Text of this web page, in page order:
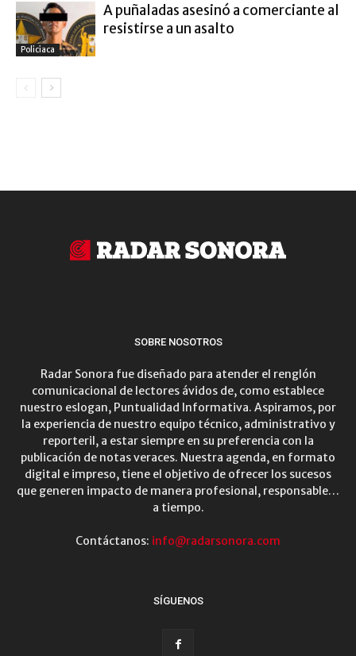
Policiaca
A puñaladas asesinó a comerciante al
resistirse a un asalto
SOBRE NOSOTROS
Radar Sonora fue diseñado para atender el renglón
comunicacional de lectores ávidos de, como establece
nuestro eslogan, Puntualidad Informativa. Aspiramos, por
la experiencia de nuestro equipo técnico, administrativo y
reporteril, a estar siempre en su preferencia con la
publicación de notas veraces. Nuestra agenda, en formato
digital e impreso, tiene el objetivo de ofrecer los sucesos
que generen impacto de manera profesional, responsable…
a tiempo.
Contáctanos: info@radarsonora.com
SÍGUENOS